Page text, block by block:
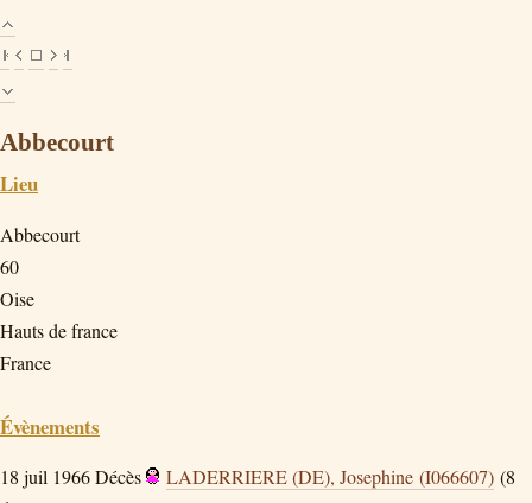
Abbecourt
Lieu
Abbecourt
60
Oise
Hauts de france
France
Évènements
18 juil 1966Décès LADERRIERE (DE), Josephine (I066607) (8